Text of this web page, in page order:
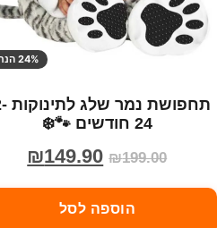
24% הנחה
24 חודשים 🐾❄️
₪199.00
₪149.90
הוספה לסל